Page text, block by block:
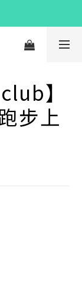
】
步上